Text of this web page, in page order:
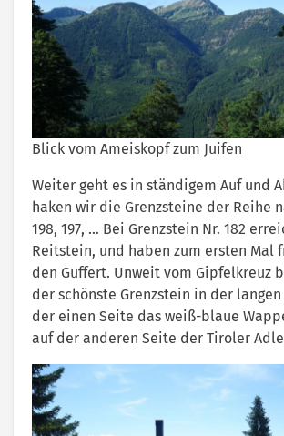
Blick vom Ameiskopf zum Juifen
Weiter geht es in ständigem Auf und
haken wir die Grenzsteine der Reihe
198, 197, … Bei Grenzstein Nr. 182
Reitstein, und haben zum ersten Mal
den Guffert. Unweit vom Gipfelkreuz
der schönste Grenzstein in der langen
der einen Seite das weiß-blaue
auf der anderen Seite der Tiroler